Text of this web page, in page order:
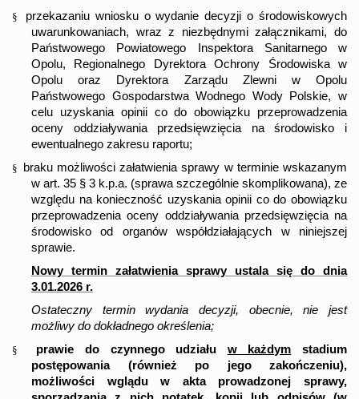
§
przekazaniu wniosku o wydanie decyzji o środowiskowych
uwarunkowaniach, wraz z niezbędnymi załącznikami, do
Państwowego Powiatowego Inspektora Sanitarnego w
Opolu, Regionalnego Dyrektora Ochrony Środowiska w
Opolu oraz Dyrektora Zarządu Zlewni w Opolu
Państwowego Gospodarstwa Wodnego Wody Polskie, w
celu uzyskania opinii co do obowiązku przeprowadzenia
oceny oddziaływania przedsięwzięcia na środowisko i
ewentualnego zakresu raportu;
§
braku możliwości załatwienia sprawy w terminie wskazanym
w art. 35 § 3 k.p.a. (sprawa szczególnie skomplikowana), ze
względu na konieczność uzyskania opinii co do obowiązku
przeprowadzenia oceny oddziaływania przedsięwzięcia na
środowisko od organów współdziałających w niniejszej
sprawie.
Nowy termin załatwienia sprawy ustala się do dnia
3.01.2026 r.
Ostateczny termin wydania decyzji, obecnie, nie jest
możliwy do dokładnego określenia;
§ prawie do czynnego udziału w każdym stadium
postępowania (również po jego zakończeniu),
możliwości wglądu w akta prowadzonej sprawy,